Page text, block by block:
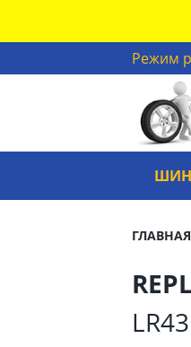
Режим
ГЛАВНАЯ
LR43